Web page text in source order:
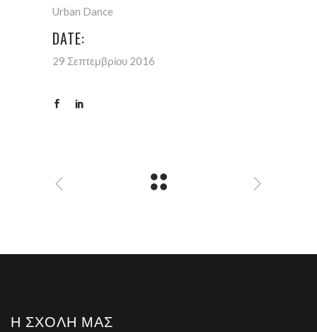
Urban Dance
DATE:
29 Σεπτεμβρίου 2016
Η ΣΧΟΛΉ ΜΑΣ